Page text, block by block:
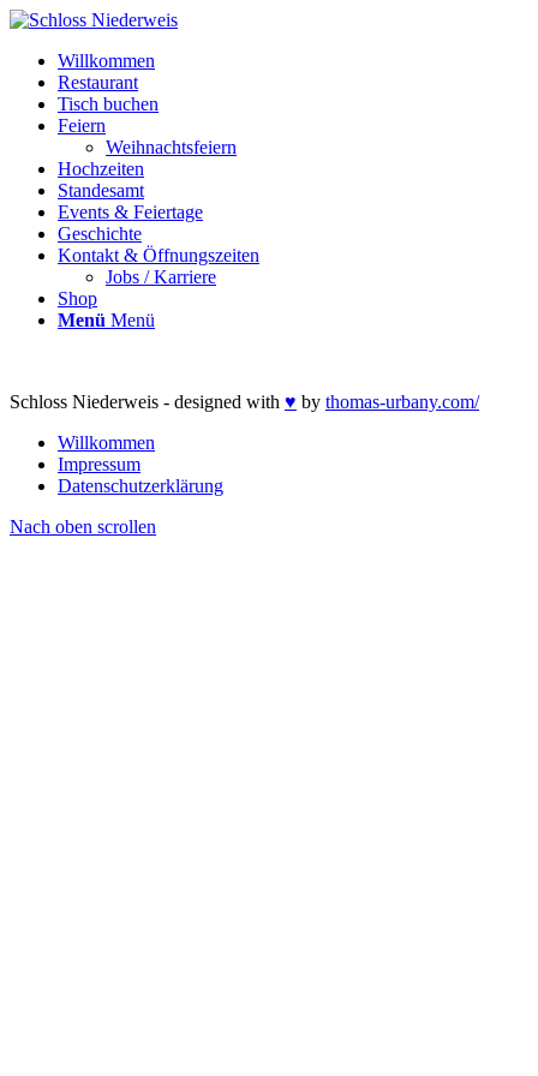
Willkommen
Restaurant
Tisch buchen
Feiern
Weihnachtsfeiern
Hochzeiten
Standesamt
Events & Feiertage
Geschichte
Kontakt & Öffnungszeiten
Jobs / Karriere
Shop
Menü Menü
Schloss Niederweis - designed with ♥ by thomas-urbany.com/
Willkommen
Impressum
Datenschutzerklärung
Nach oben scrollen